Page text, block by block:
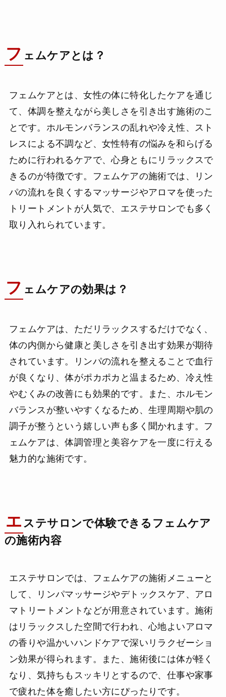
フ ェムケアとは？
フェムケアとは、女性の体に特化したケアを通じ
て、体調を整えながら美しさを引き出す施術のこ
とです。ホルモンバランスの乱れや冷え性、スト
レスによる不調など、女性特有の悩みを和らげる
ために行われるケアで、心身ともにリラックスで
きるのが特徴です。フェムケアの施術では、リン
パの流れを良くするマッサージやアロマを使った
トリートメントが人気で、エステサロンでも多く
取り入れられています。
フ ェムケアの効果は？
フェムケアは、ただリラックスするだけでなく、
体の内側から健康と美しさを引き出す効果が期待
されています。リンパの流れを整えることで血行
が良くなり、体がポカポカと温まるため、冷え性
やむくみの改善にも効果的です。また、ホルモン
バランスが整いやすくなるため、生理周期や肌の
調子が整うという嬉しい声も多く聞かれます。フ
ェムケアは、体調管理と美容ケアを一度に行える
魅力的な施術です。
エ ステサロンで体験できるフェムケア
の施術内容
エステサロンでは、フェムケアの施術メニューと
して、リンパマッサージやデトックスケア、アロ
マトリートメントなどが用意されています。施術
はリラックスした空間で行われ、心地よいアロマ
の香りや温かいハンドケアで深いリラクゼーショ
ン効果が得られます。また、施術後には体が軽く
なり、気持ちもスッキリとするので、仕事や家事
で疲れた体を癒したい方にぴったりです。